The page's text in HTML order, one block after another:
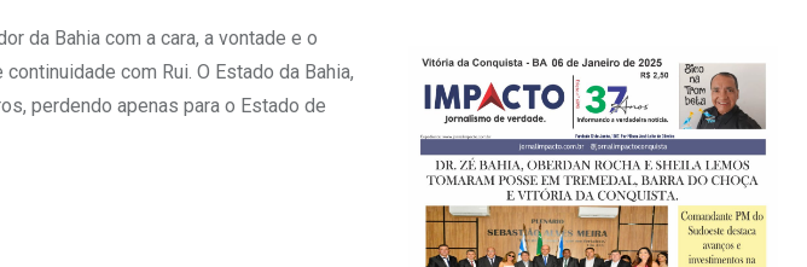
da Bahia com a cara, a vontade e o
com Rui. O Estado da Bahia,
perdendo apenas para o Estado de